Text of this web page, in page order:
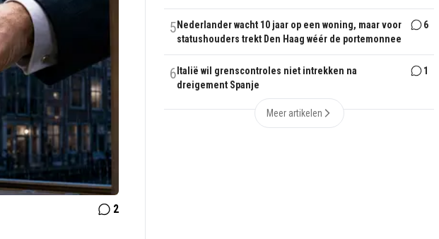
2
5 Nederlander wacht 10 jaar op een woning, maar voor
statushouders trekt Den Haag wéér de portemonnee
6
6 Italië wil grenscontroles niet intrekken na
dreigement Spanje
1
Meer artikelen